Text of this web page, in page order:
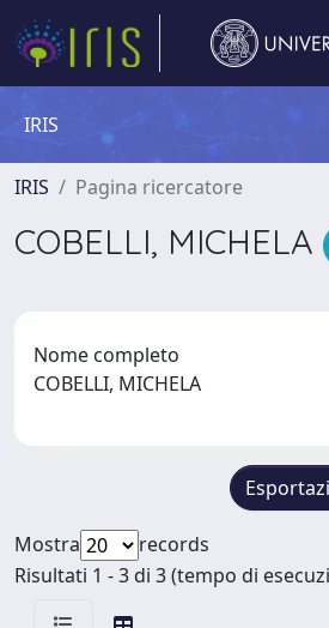
IRIS
IRIS Pagina ricercatore
COBELLI, MICHELA
Nome completo
COBELLI, MICHELA
Mostra
records
Risultati 1 - 3 di 3 (tempo di